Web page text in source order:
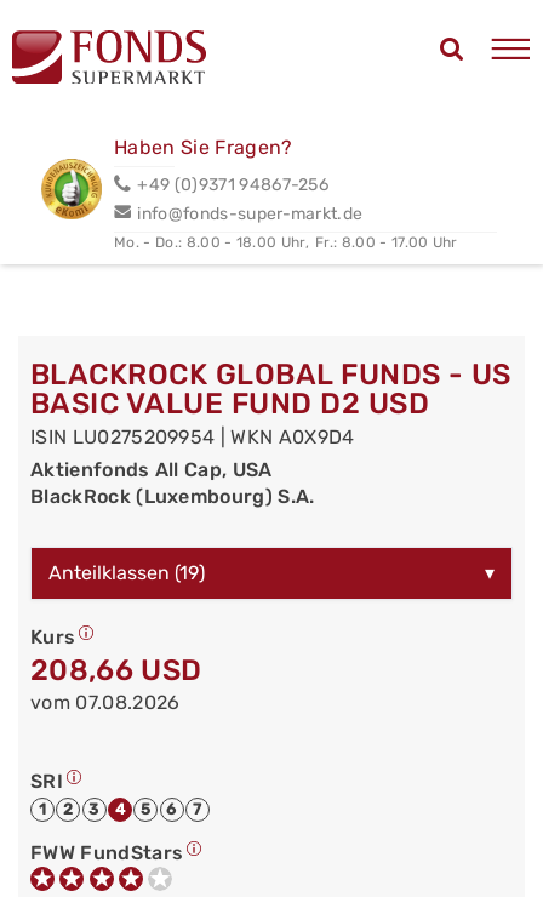
Haben Sie Fragen?
+49 (0)9371 94867-256
info@fonds-super-markt.de
Mo. - Do.: 8.00 - 18.00 Uhr, Fr.: 8.00 - 17.00 Uhr
BLACKROCK GLOBAL FUNDS - US
BASIC VALUE FUND D2 USD
ISIN LU0275209954 | WKN A0X9D4
Aktienfonds All Cap, USA
BlackRock (Luxembourg) S.A.
Anteilklassen (19) ▾
Kurs
208,66 USD
vom 07.08.2026
SRI
1 2 3 4 5 6 7
FWW FundStars